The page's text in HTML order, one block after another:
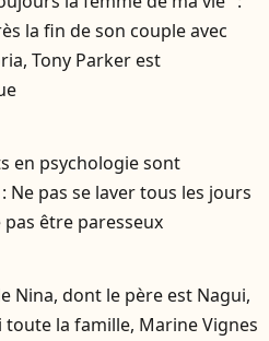
la fin de son couple avec
Tony Parker est
en psychologie sont
Ne pas se laver tous les jours
être paresseux
Nina, dont le père est Nagui,
toute la famille, Marine Vignes